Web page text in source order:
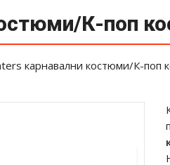
К-поп
карнавални костюми/К-поп